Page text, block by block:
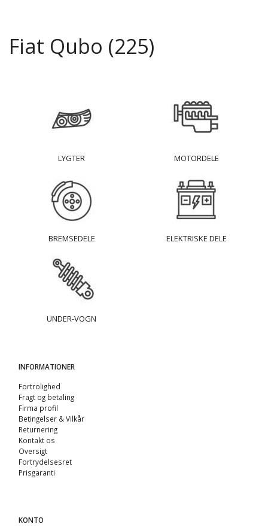
Fiat Qubo (225)
LYGTER MOTORDELE
BREMSEDELE ELEKTRISKE DELE
UNDER-VOGN
INFORMATIONER
Fortrolighed
Fragt og betaling
Firma profil
Betingelser & Vilkår
Returnering
Kontakt os
Oversigt
Fortrydelsesret
Prisgaranti
KONTO